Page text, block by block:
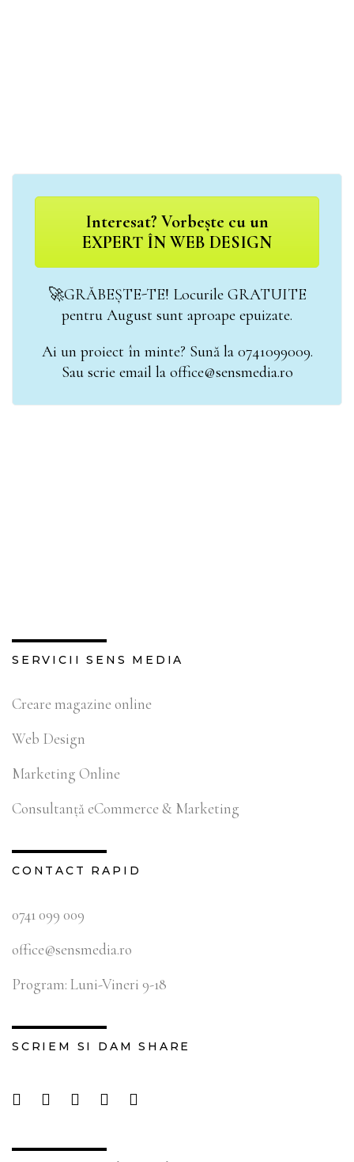
Interesat? Vorbește cu un
EXPERT ÎN WEB DESIGN
🚀GRĂBEȘTE-TE! Locurile GRATUITE
pentru August sunt aproape epuizate.
Ai un proiect în minte? Sună la 0741099009.
Sau scrie email la office@sensmedia.ro
SERVICII SENS MEDIA
Creare magazine online
Web Design
Marketing Online
Consultanță eCommerce & Marketing
CONTACT RAPID
0741 099 009
office@sensmedia.ro
Program: Luni-Vineri 9-18
SCRIEM SI DAM SHARE